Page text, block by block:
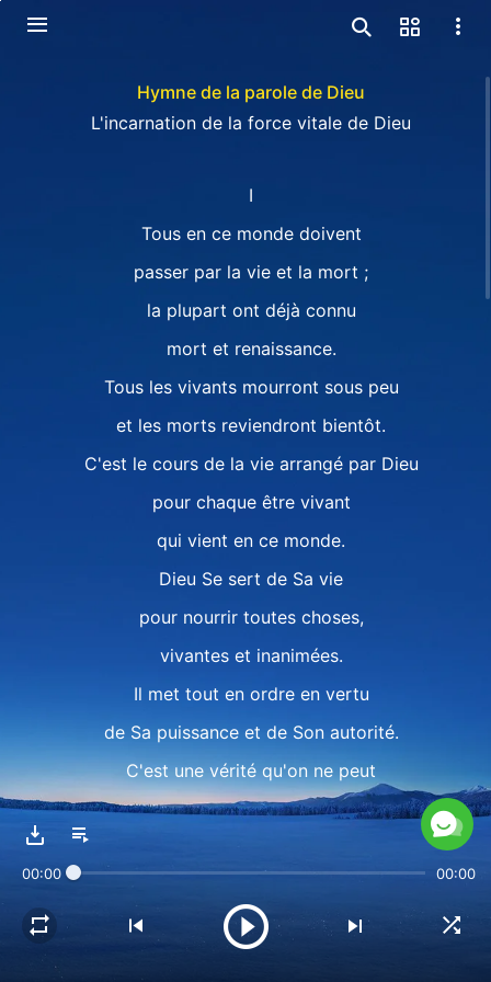
Hymne de la parole de Dieu
L'incarnation de la force vitale de Dieu
Ⅰ
Tous en ce monde doivent
passer par la vie et la mort ;
la plupart ont déjà connu
mort et renaissance.
Tous les vivants mourront sous peu
et les morts reviendront bientôt.
C'est le cours de la vie arrangé par Dieu
pour chaque être vivant
qui vient en ce monde.
Dieu Se sert de Sa vie
pour nourrir toutes choses,
vivantes et inanimées.
Il met tout en ordre en vertu
de Sa puissance et de Son autorité.
C'est une vérité qu'on ne peut
ni concevoir ni comprendre.
C'est une manifestation, un témoignage
Ⅱ
00:00 00:00